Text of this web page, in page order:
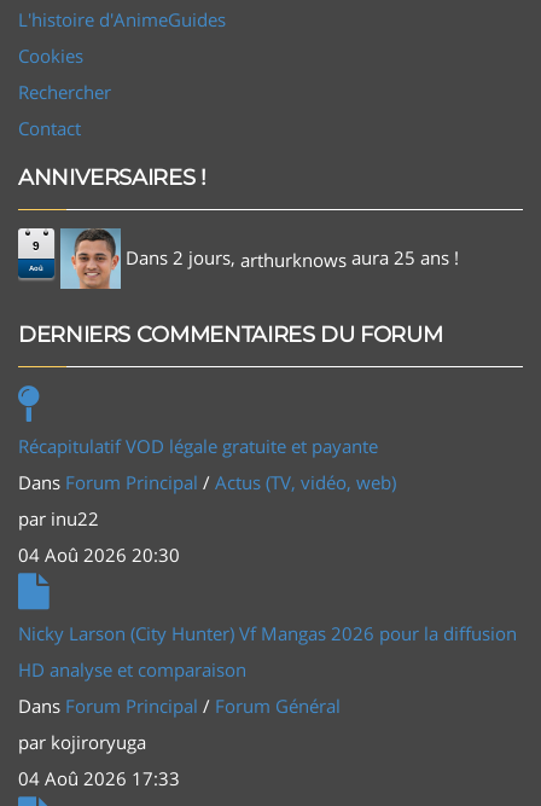
L'histoire d'AnimeGuides
Cookies
Rechercher
Contact
ANNIVERSAIRES !
9
Aoû Dans 2 jours, arthurknows aura 25 ans !
DERNIERS COMMENTAIRES DU FORUM
Récapitulatif VOD légale gratuite et payante
Dans Forum Principal / Actus (TV, vidéo, web)
par inu22
04 Aoû 2026 20:30
Nicky Larson (City Hunter) Vf Mangas 2026 pour la diffusion
HD analyse et comparaison
Dans Forum Principal / Forum Général
par kojiroryuga
04 Aoû 2026 17:33